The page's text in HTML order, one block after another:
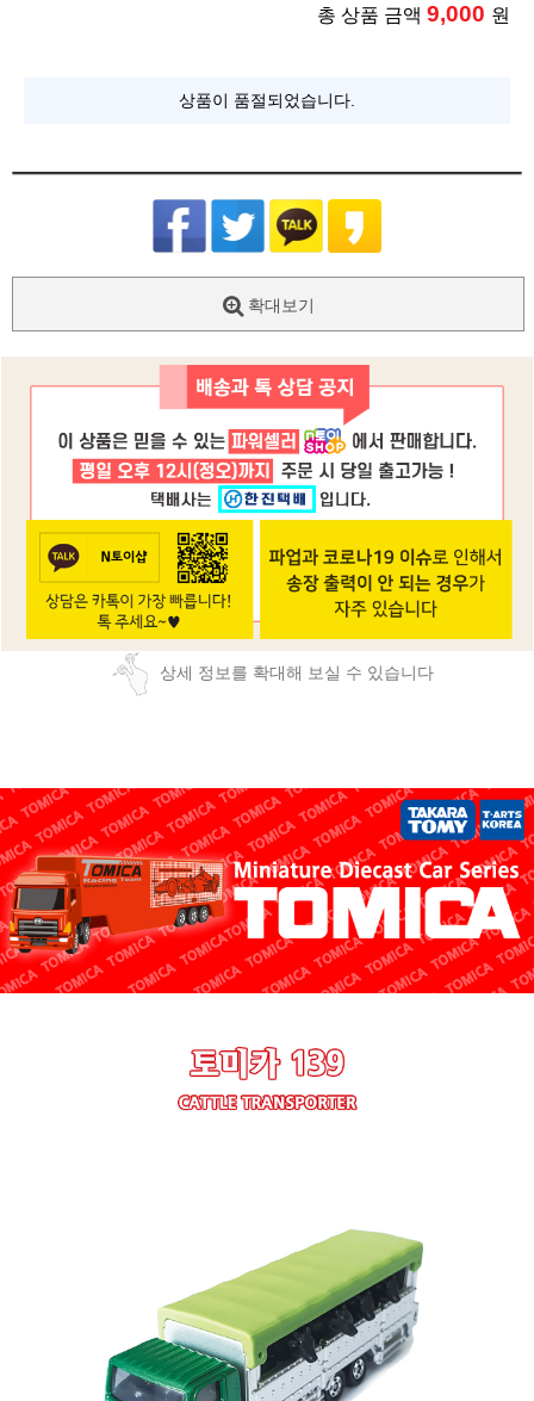
총 상품 금액 9,000 원
상품이 품절되었습니다.
확대보기
상세 정보를 확대해 보실 수 있습니다